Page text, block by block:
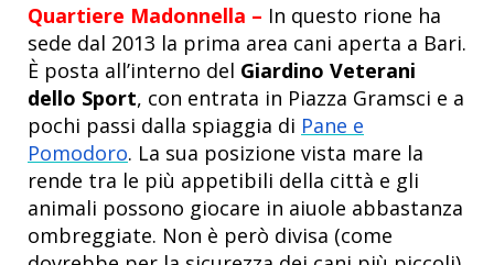
Quartiere Madonnella – In questo rione ha
sede dal 2013 la prima area cani aperta a Bari.
È posta all’interno del Giardino Veterani
dello Sport, con entrata in Piazza Gramsci e a
pochi passi dalla spiaggia di Pane e
Pomodoro. La sua posizione vista mare la
rende tra le più appetibili della città e gli
animali possono giocare in aiuole abbastanza
ombreggiate. Non è però divisa (come